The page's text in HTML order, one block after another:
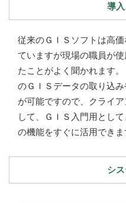
導
従来のＧＩＳソフトは高
ていますが現場の職員が
たことがよく聞かれます
のＧＩＳデータの取り込
が可能ですので、クライ
して、ＧＩＳ入門用とし
の機能をすぐに活用できま
シ